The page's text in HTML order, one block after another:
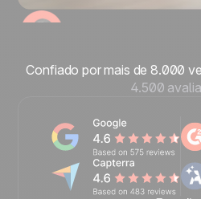
Confiado por mais de 8.000
4.500